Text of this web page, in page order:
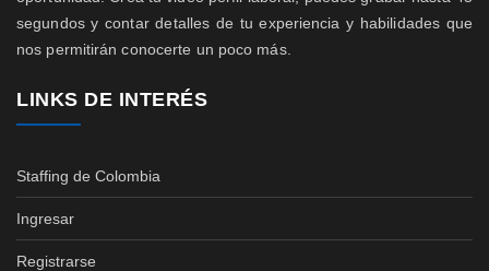
segundos y contar detalles de tu experiencia y habilidades que
nos permitirán conocerte un poco más.
LINKS DE INTERÉS
Staffing de Colombia
Ingresar
Registrarse